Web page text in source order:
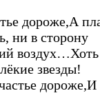
дороже,А
ни в сторону
воздух…Хоть
звезды!
дороже,И